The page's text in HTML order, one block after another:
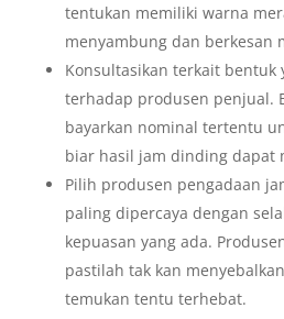
tentukan memiliki warna
menyambung dan berkesan
Konsultasikan terkait bentuk
terhadap produsen penjual.
bayarkan nominal tertentu
biar hasil jam dinding dapat
Pilih produsen pengadaan
paling dipercaya dengan
kepuasan yang ada.
pastilah tak kan
temukan tentu terhebat.